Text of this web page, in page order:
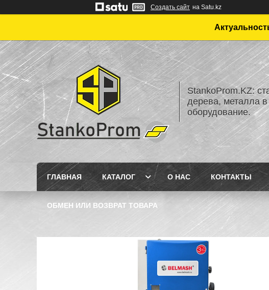
Создать сайт на Satu.kz
StankoProm.KZ:
дерева, металла
оборудование.
ГЛАВНАЯ КАТАЛОГ О НАС КОНТАКТЫ
ОБМЕН ИЛИ ВОЗВРАТ ТОВАРА